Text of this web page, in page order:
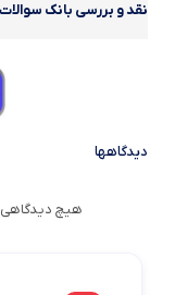
نقد و بررسی بانک
دیدگاهها
هیچ